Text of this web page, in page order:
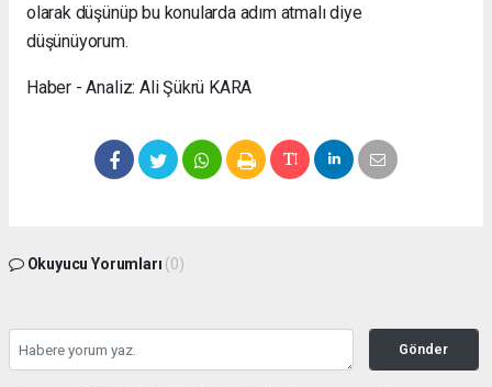
olarak düşünüp bu konularda adım atmalı diye
düşünüyorum.
Haber - Analiz: Ali Şükrü KARA
Okuyucu Yorumları (0)
Gönder